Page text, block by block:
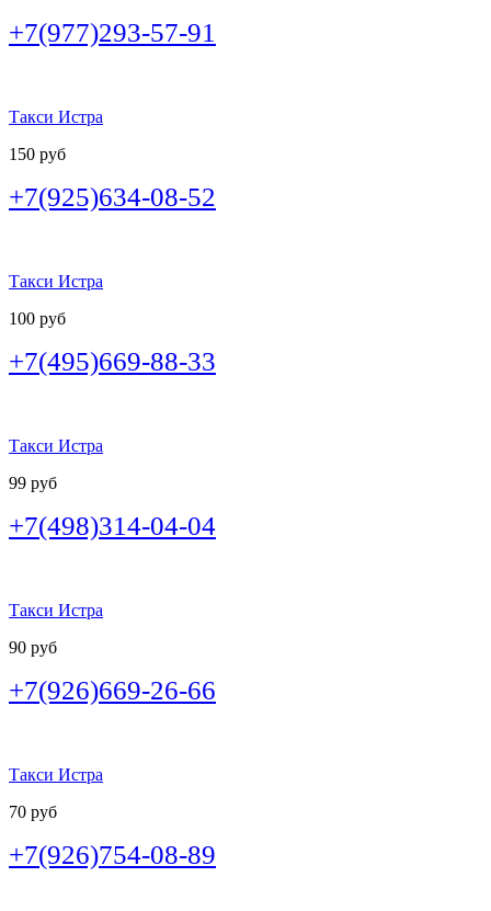
+7(977)293-57-91
Такси Истра
150 руб
+7(925)634-08-52
Такси Истра
100 руб
+7(495)669-88-33
Такси Истра
99 руб
+7(498)314-04-04
Такси Истра
90 руб
+7(926)669-26-66
Такси Истра
70 руб
+7(926)754-08-89